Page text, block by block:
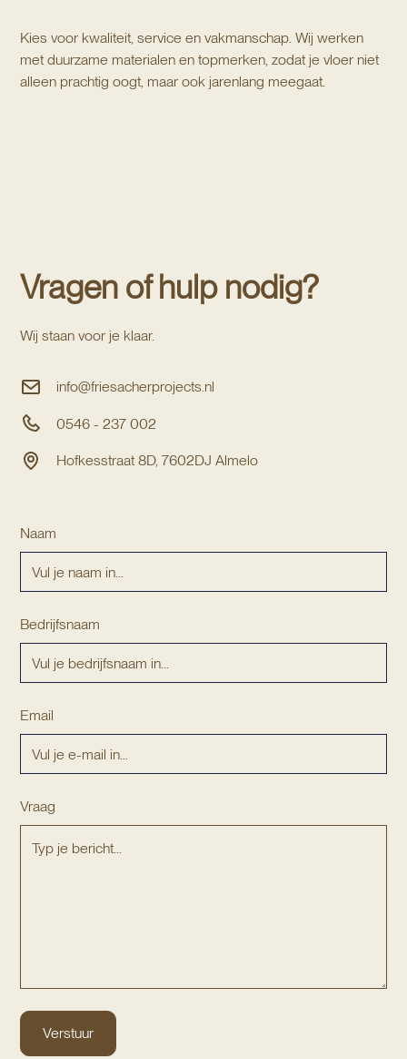
Kies voor kwaliteit, service en vakmanschap. Wij werken
met duurzame materialen en topmerken, zodat je vloer niet
alleen prachtig oogt, maar ook jarenlang meegaat.
Vragen of hulp nodig?
Wij staan voor je klaar.
info@friesacherprojects.nl
0546 - 237 002
Hofkesstraat 8D, 7602DJ Almelo
Naam
Bedrijfsnaam
Email
Vraag